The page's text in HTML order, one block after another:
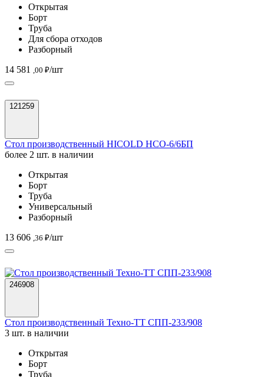
Открытая
Борт
Труба
Для сбора отходов
Разборный
14 581
,00 ₽/шт
121259
Стол производственный HICOLD НСО-6/6БП
более 2 шт. в наличии
Открытая
Борт
Труба
Универсальный
Разборный
13 606 ,36 ₽/шт
246908
Стол производственный Техно-ТТ СПП-233/908
3 шт. в наличии
Открытая
Борт
Труба